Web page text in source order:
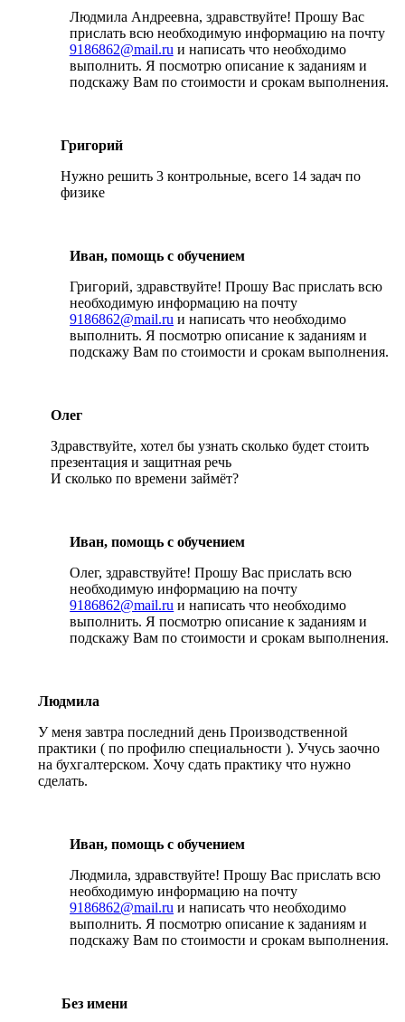
Людмила Андреевна, здравствуйте! Прошу Вас
прислать всю необходимую информацию на почту
9186862@mail.ru и написать что необходимо
выполнить. Я посмотрю описание к заданиям и
подскажу Вам по стоимости и срокам выполнения.
Григорий
Нужно решить 3 контрольные, всего 14 задач по
физике
Иван, помощь с обучением
Григорий, здравствуйте! Прошу Вас прислать всю
необходимую информацию на почту
9186862@mail.ru и написать что необходимо
выполнить. Я посмотрю описание к заданиям и
подскажу Вам по стоимости и срокам выполнения.
Олег
Здравствуйте, хотел бы узнать сколько будет стоить
презентация и защитная речь
И сколько по времени займёт?
Иван, помощь с обучением
Олег, здравствуйте! Прошу Вас прислать всю
необходимую информацию на почту
9186862@mail.ru и написать что необходимо
выполнить. Я посмотрю описание к заданиям и
подскажу Вам по стоимости и срокам выполнения.
Людмила
У меня завтра последний день Производственной
практики ( по профилю специальности ). Учусь заочно
на бухгалтерском. Хочу сдать практику что нужно
сделать.
Иван, помощь с обучением
Людмила, здравствуйте! Прошу Вас прислать всю
необходимую информацию на почту
9186862@mail.ru и написать что необходимо
выполнить. Я посмотрю описание к заданиям и
подскажу Вам по стоимости и срокам выполнения.
Без имени